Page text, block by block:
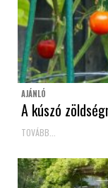
AJÁNLÓ
A kúszó
TOVÁBB...